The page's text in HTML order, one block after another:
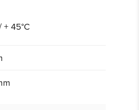
+ 45°C